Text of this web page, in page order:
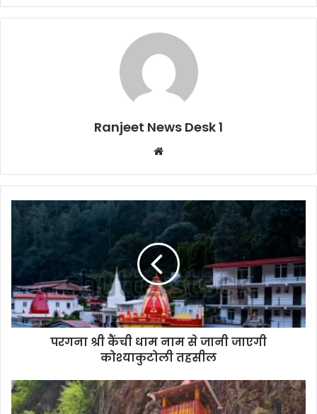
Ranjeet News Desk 1
te
परगना श्री कैंची धाम नाम से जानी जाएगी
कोश्याकुटोली तहसील